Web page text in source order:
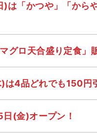
は「かつや」「から
グロ天合盛り定食」
は4品どれでも150円
(金)オープン！